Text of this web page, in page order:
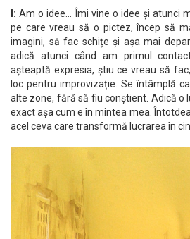
I: Am o idee… Îmi vine o idee și atunci
pe care vreau să o pictez, încep să
imagini, să fac schițe și așa mai
adică atunci când am primul
așteaptă expresia, știu ce vreau să
loc pentru improvizație. Se întâmplă
alte zone, fără să fiu conștient. Adică o
exact așa cum e în mintea mea.
acel ceva care transformă lucrarea în